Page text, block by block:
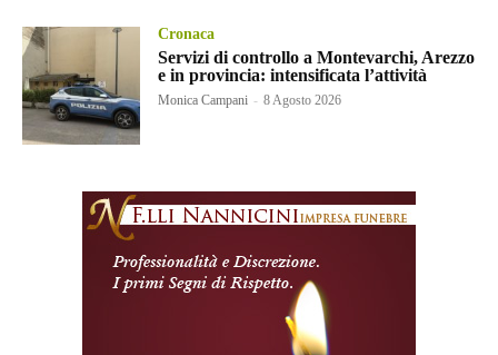
Cronaca
Servizi di controllo a Montevarchi, Arezzo
e in provincia: intensificata l’attività
Monica Campani - 8 Agosto 2026